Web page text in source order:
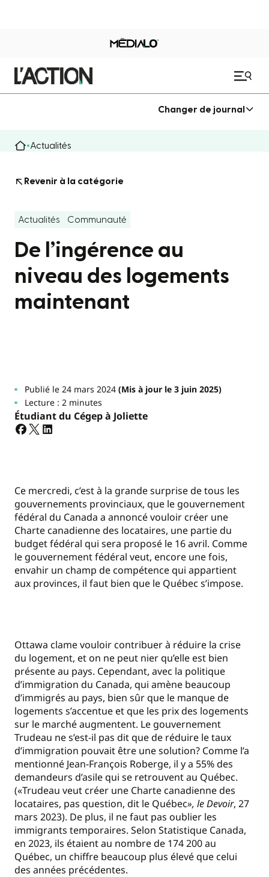
Changer de journal
Actualités
Revenir à la catégorie
Actualités Communauté
De l’ingérence au
niveau des logements
maintenant
Publié le 24 mars 2024(Mis à jour le 3 juin 2025)
Lecture : 2 minutes
Étudiant du Cégep à Joliette
Ce mercredi, c’est à la grande surprise de tous les
gouvernements provinciaux, que le gouvernement
fédéral du Canada a annoncé vouloir créer une
Charte canadienne des locataires, une partie du
budget fédéral qui sera proposé le 16 avril. Comme
le gouvernement fédéral veut, encore une fois,
envahir un champ de compétence qui appartient
aux provinces, il faut bien que le Québec s’impose.
Ottawa clame vouloir contribuer à réduire la crise
du logement, et on ne peut nier qu’elle est bien
présente au pays. Cependant, avec la politique
d’immigration du Canada, qui amène beaucoup
d’immigrés au pays, bien sûr que le manque de
logements s’accentue et que les prix des logements
sur le marché augmentent. Le gouvernement
Trudeau ne s’est-il pas dit que de réduire le taux
d’immigration pouvait être une solution? Comme l’a
mentionné Jean-François Roberge, il y a 55% des
demandeurs d’asile qui se retrouvent au Québec.
(«Trudeau veut créer une Charte canadienne des
locataires, pas question, dit le Québec», le Devoir, 27
mars 2023). De plus, il ne faut pas oublier les
immigrants temporaires. Selon Statistique Canada,
en 2023, ils étaient au nombre de 174 200 au
Québec, un chiffre beaucoup plus élevé que celui
des années précédentes.